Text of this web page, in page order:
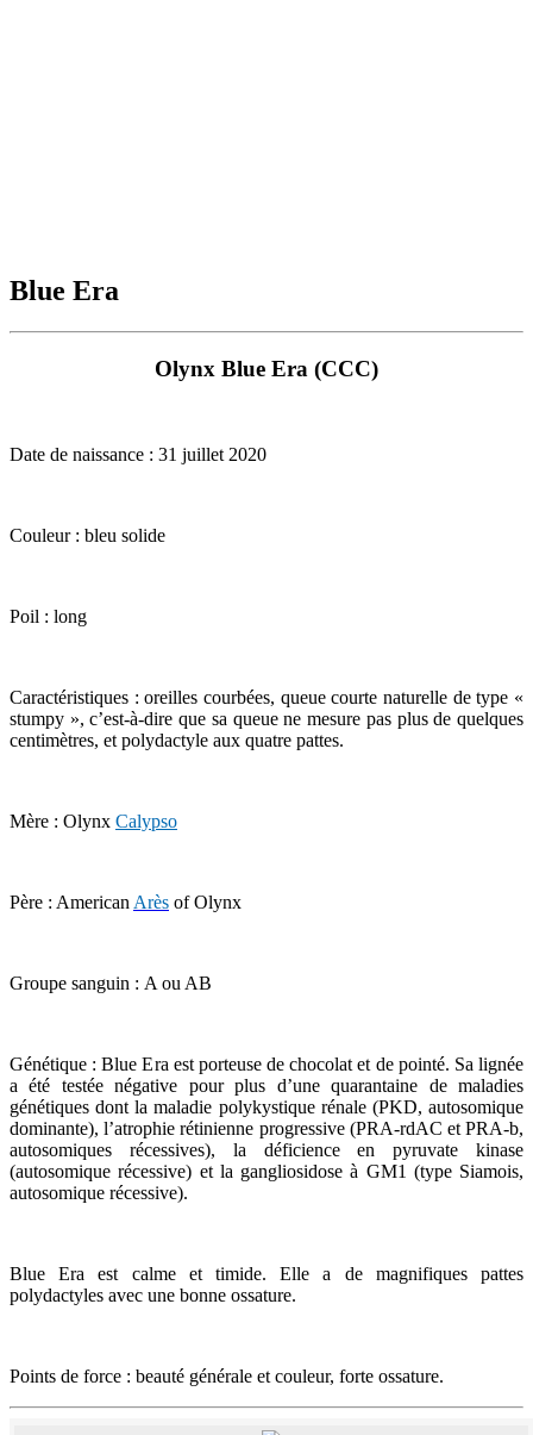
Blue Era
Olynx Blue Era (CCC)
Date de naissance : 31 juillet 2020
Couleur : bleu solide
Poil : long
Caractéristiques : oreilles courbées, queue courte naturelle de type «
stumpy », c’est-à-dire que sa queue ne mesure pas plus de quelques
centimètres, et polydactyle aux quatre pattes.
Mère : Olynx Calypso
Père : American Arès of Olynx
Groupe sanguin : A ou AB
Génétique : Blue Era est porteuse de chocolat et de pointé. Sa lignée
a été testée négative pour plus d’une quarantaine de maladies
génétiques dont la maladie polykystique rénale (PKD, autosomique
dominante), l’atrophie rétinienne progressive (PRA-rdAC et PRA-b,
autosomiques récessives), la déficience en pyruvate kinase
(autosomique récessive) et la gangliosidose à GM1 (type Siamois,
autosomique récessive).
Blue Era est calme et timide. Elle a de magnifiques pattes
polydactyles avec une bonne ossature.
Points de force : beauté générale et couleur, forte ossature.